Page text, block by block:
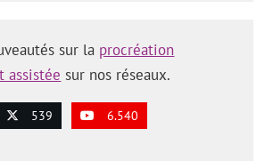
sur la procréation
assistée sur nos réseaux.
539 6.540